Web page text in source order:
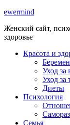
ewermind
Женский сайт,
здоровье
Красота и
Уход за
Уход за
Диеты
Психология
Семья